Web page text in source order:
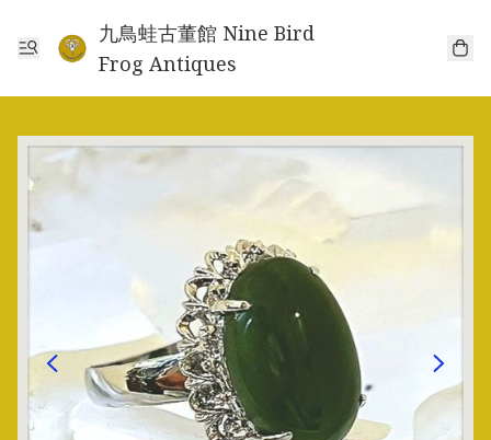
九鳥蛙古董館 Nine Bird
Frog Antiques